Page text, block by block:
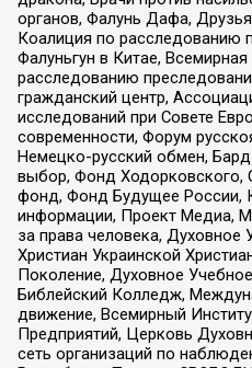
органов, Фалунь Дафа, Друзья
Коалиция по расследованию
Фалуньгун в Китае,
расследованию
гражданский центр,
исследований при Совете
современности, Форум
Немецко-русский обмен,
выбор, Фонд Ходорковского,
фонд, Фонд Будущее России,
информации, Проект Медиа,
за права человека, Духовное
Христиан Украинской
Поколение, Духовное
Библейский Колледж,
движение, Всемирный
Предприятий, Церковь
сеть организаций по